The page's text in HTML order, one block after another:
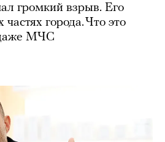
громкий взрыв. Его
города. Что это
МЧС